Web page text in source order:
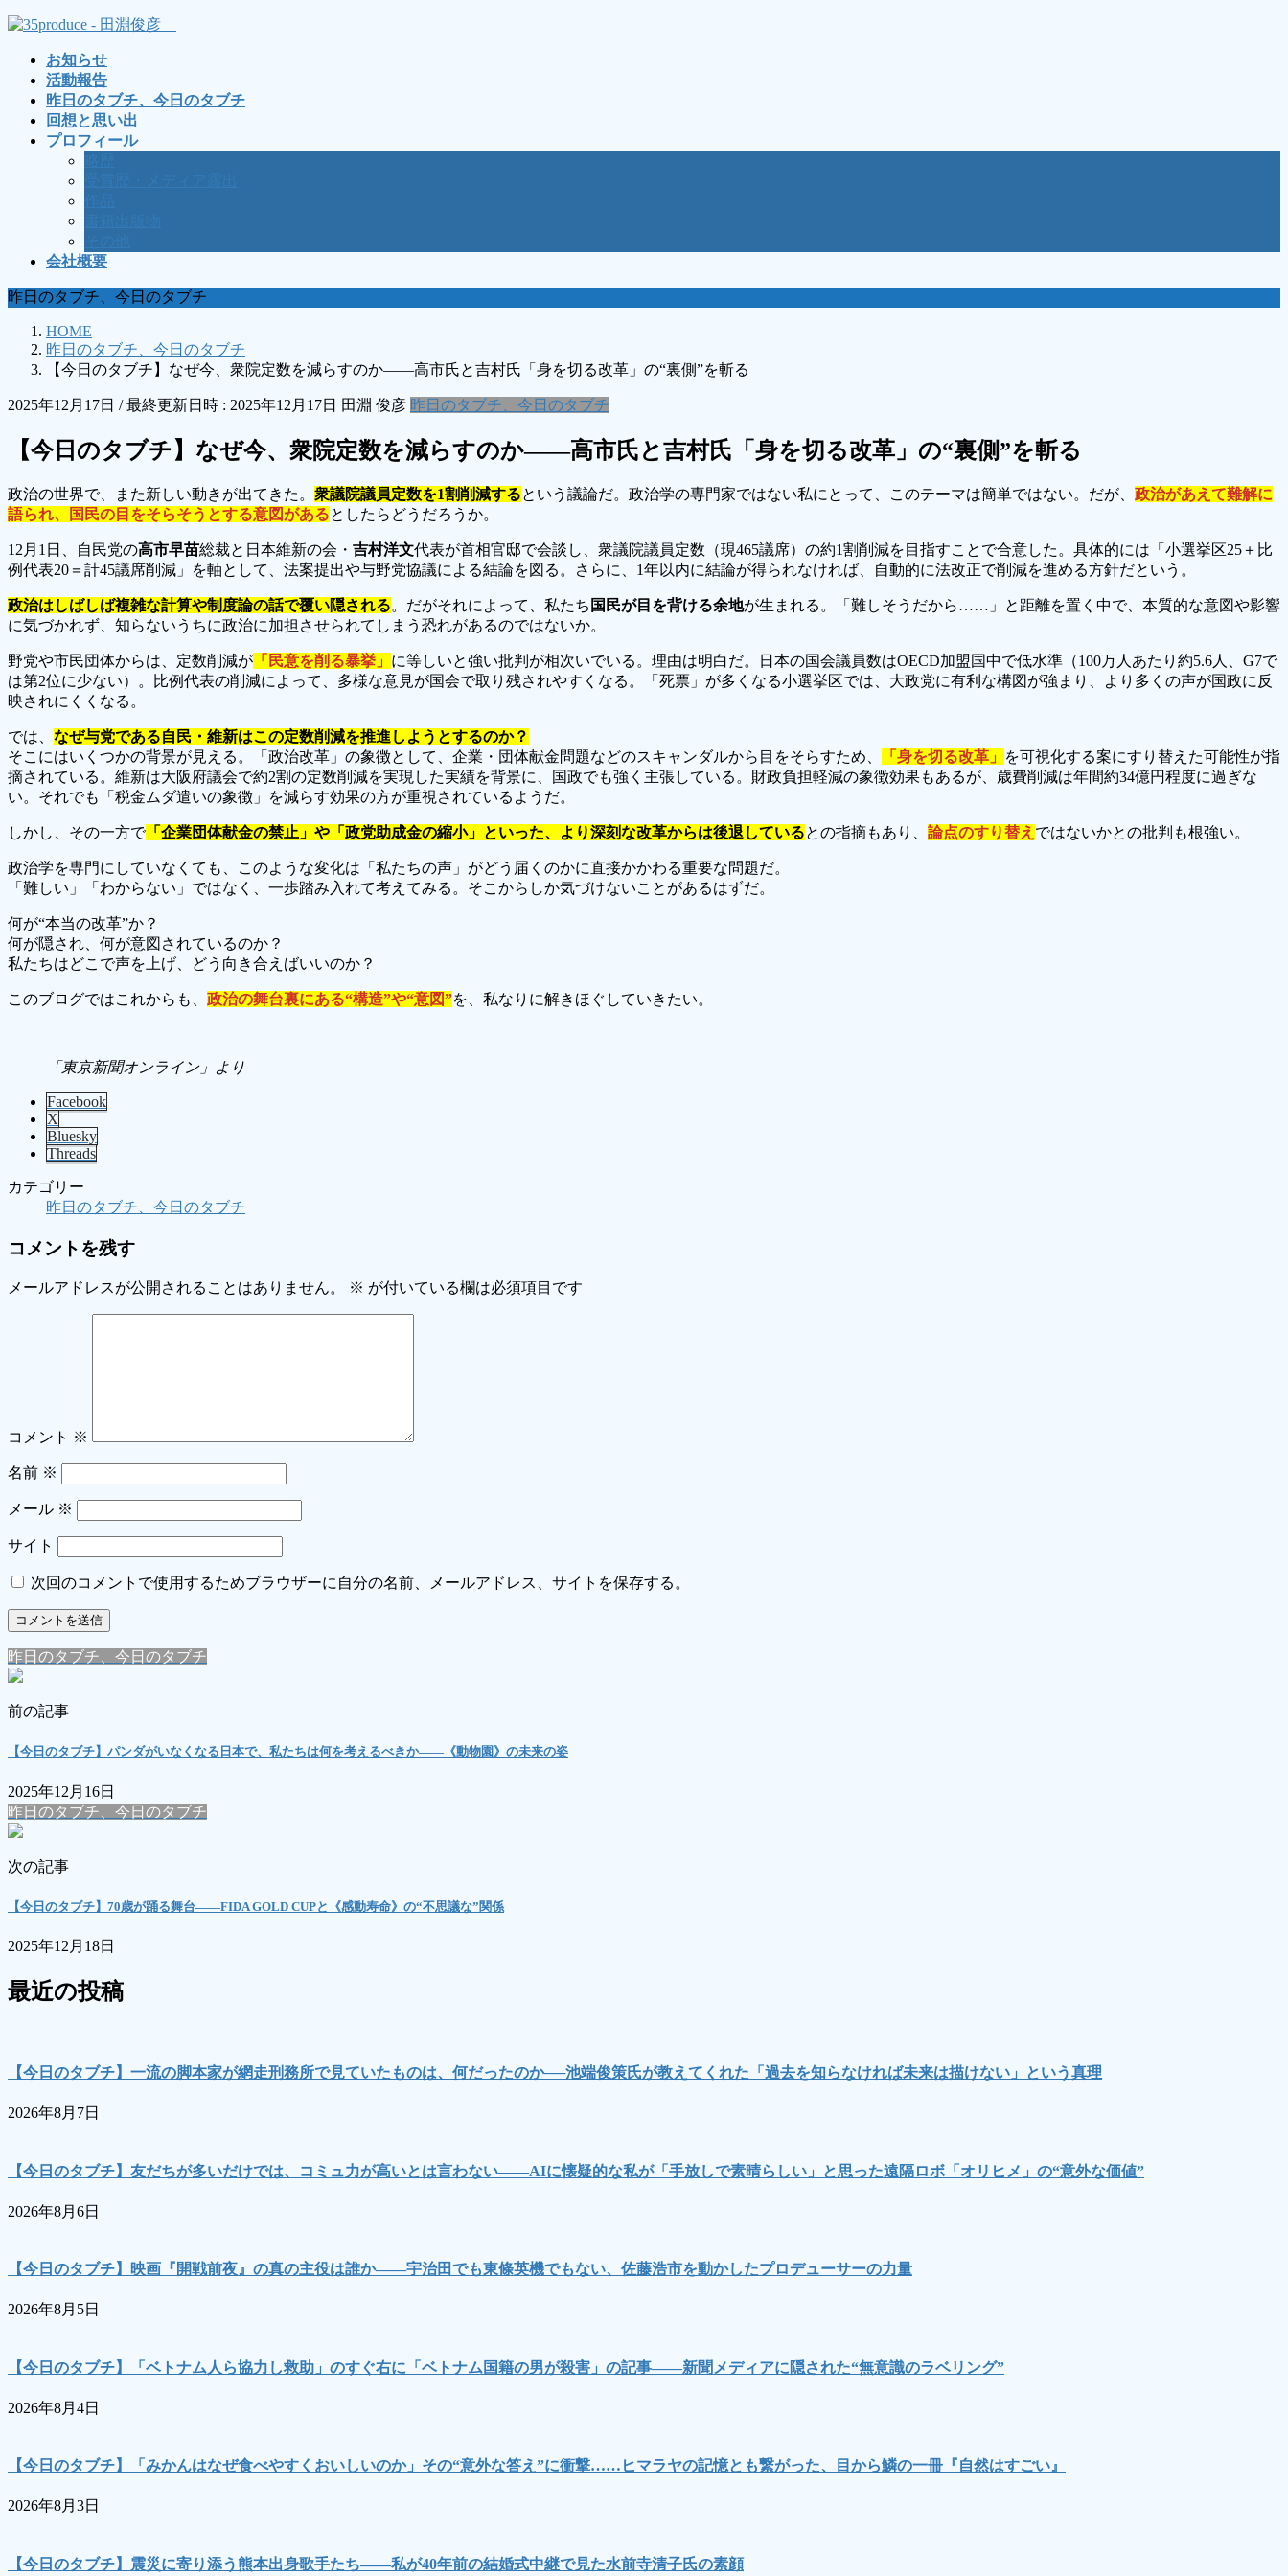
コ
ナ
お知らせ
活動報告
昨日のタブチ、今日のタブチ
回想と思い出
プロフィール
会社概要
昨日のタブチ、今日のタブチ
HOME
昨日のタブチ、今日のタブチ
【今日のタブチ】なぜ今、衆院定数を減らすのか――高市氏と吉村氏「身を切る改革」の“裏側”を斬る
2025年12月17日 / 最終更新日時 : 2025年12月17日 田淵 俊彦 昨日のタブチ、今日のタブチ
【今日のタブチ】なぜ今、衆院定数を減らすのか――高市氏と吉村氏「身を切る改革」の“裏側”を斬る
政治の世界で、また新しい動きが出てきた。 衆議院議員定数を1割削減するという議論だ。政治学の専門家ではない私にとって、このテーマは簡単ではない。だが、 政治があえて難解に
語られ、国民の目をそらそうとする意図があるとしたらどうだろうか。
12月1日、自民党の高市早苗総裁と日本維新の会・ 吉村洋文代表が首相官邸で会談し、衆議院議員定数（現465議席）の約1割削減を目指すことで合意した。具体的には「小選挙区25＋比
例代表20＝計45議席削減」を軸として、法案提出や与野党協議による結論を図る。さらに、1年以内に結論が得られなければ、自動的に法改正で削減を進める方針だという。
政治はしばしば複雑な計算や制度論の話で覆い隠される。だがそれによって、私たち 国民が目を背ける余地が生まれる。「難しそうだから……」と距離を置く中で、本質的な意図や影響
に気づかれず、知らないうちに政治に加担させられてしまう恐れがあるのではないか。
野党や市民団体からは、定数削減が 「民意を削る暴挙」 に等しいと強い批判が相次いでいる。理由は明白だ。日本の国会議員数はOECD加盟国中で低水準（100万人あたり約5.6人、G7で
は第2位に少ない）。比例代表の削減によって、多様な意見が国会で取り残されやすくなる。「死票」が多くなる小選挙区では、大政党に有利な構図が強まり、より多くの声が国政に反
映されにくくなる。
では、 なぜ与党である自民・維新はこの定数削減を推進しようとするのか？
そこにはいくつかの背景が見える。「政治改革」の象徴として、企業・団体献金問題などのスキャンダルから目をそらすため、
「身を切る改革」
を可視化する案にすり替えた可能性が指
摘されている。維新は大阪府議会で約2割の定数削減を実現した実績を背景に、国政でも強く主張している。財政負担軽減の象徴効果もあるが、歳費削減は年間約34億円程度に過ぎな
い。それでも「税金ムダ遣いの象徴」を減らす効果の方が重視されているようだ。
しかし、その一方で 「企業団体献金の禁止」や「政党助成金の縮小」といった、より深刻な改革からは後退しているとの指摘もあり、 論点のすり替え ではないかとの批判も根強い。
政治学を専門にしていなくても、このような変化は「私たちの声」がどう届くのかに直接かかわる重要な問題だ。
「難しい」「わからない」ではなく、一歩踏み入れて考えてみる。そこからしか気づけないことがあるはずだ。
何が“本当の改革”か？
何が隠され、何が意図されているのか？
私たちはどこで声を上げ、どう向き合えばいいのか？
このブログではこれからも、 政治の舞台裏にある“構造”や“意図”を、私なりに解きほぐしていきたい。
「東京新聞オンライン」より
Facebook
X
Bluesky
Threads
カテゴリー
昨日のタブチ、今日のタブチ
コメントを残す
メールアドレスが公開されることはありません。 ※ が付いている欄は必須項目です
コメント ※
名前 ※
メール ※
サイト
次回のコメントで使用するためブラウザーに自分の名前、メールアドレス、サイトを保存する。
昨日のタブチ、今日のタブチ
前の記事
【今日のタブチ】パンダがいなくなる日本で、私たちは何を考えるべきか――《動物園》の未来の姿
2025年12月16日
昨日のタブチ、今日のタブチ
次の記事
【今日のタブチ】70歳が踊る舞台――FIDA GOLD CUPと《感動寿命》の“不思議な”関係
2025年12月18日
最近の投稿
【今日のタブチ】一流の脚本家が網走刑務所で見ていたものは、何だったのか──池端俊策氏が教えてくれた「過去を知らなければ未来は描けない」という真理
2026年8月7日
【今日のタブチ】友だちが多いだけでは、コミュ力が高いとは言わない――AIに懐疑的な私が「手放しで素晴らしい」と思った遠隔ロボ「オリヒメ」の“意外な価値”
2026年8月6日
【今日のタブチ】映画『開戦前夜』の真の主役は誰か――宇治田でも東條英機でもない、佐藤浩市を動かしたプロデューサーの力量
2026年8月5日
【今日のタブチ】「ベトナム人ら協力し救助」のすぐ右に「ベトナム国籍の男が殺害」の記事――新聞メディアに隠された“無意識のラベリング”
2026年8月4日
【今日のタブチ】「みかんはなぜ食べやすくおいしいのか」その“意外な答え”に衝撃……ヒマラヤの記憶とも繋がった、目から鱗の一冊『自然はすごい』
2026年8月3日
【今日のタブチ】震災に寄り添う熊本出身歌手たち――私が40年前の結婚式中継で見た水前寺清子氏の素顔